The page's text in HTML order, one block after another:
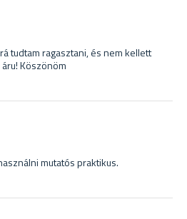
tudtam ragasztani, és nem kellett
Köszönöm
mutatós praktikus.